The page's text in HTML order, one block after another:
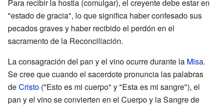
Para recibir la hostia (comulgar), el creyente debe estar en
"estado de gracia", lo que significa haber confesado sus
pecados graves y haber recibido el perdón en el
sacramento de la Reconciliación.
La consagración del pan y el vino ocurre durante la Misa.
Se cree que cuando el sacerdote pronuncia las palabras
deCristo ("Esto es mi cuerpo" y "Esta es mi sangre"), el
pan y el vino se convierten en el Cuerpo y la Sangre de